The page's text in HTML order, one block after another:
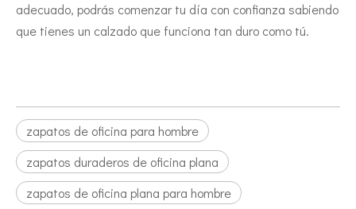
adecuado, podrás comenzar tu día con confianza sabiendo
que tienes un calzado que funciona tan duro como tú.
zapatos de oficina para hombre
zapatos duraderos de oficina plana
zapatos de oficina plana para hombre